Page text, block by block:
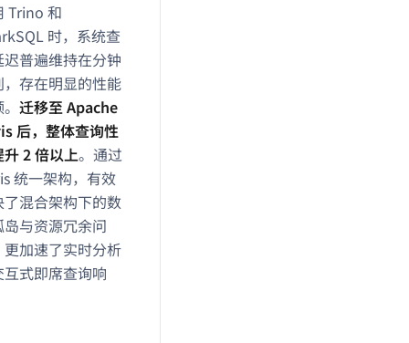
Trino 和
时，系统查
迟普遍维持在分钟
，存在明显的性能
。迁移至 Apache
后，整体查询性
升 2 倍以上。通过
统一架构，有效
了混合架构下的数
岛与资源冗余问
更加速了实时分析
互式即席查询响